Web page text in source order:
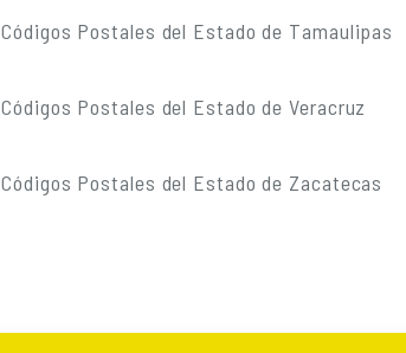
Códigos Postales del Estado de Tamaulipas
Códigos Postales del Estado de Veracruz
Códigos Postales del Estado de Zacatecas